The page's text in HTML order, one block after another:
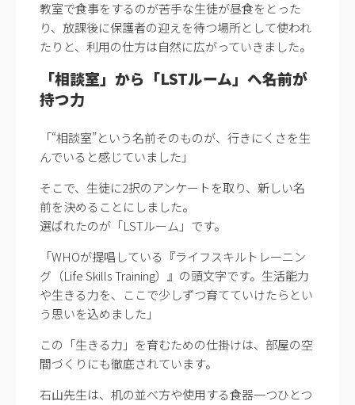
教室で食事をするのが苦手な生徒が昼食をとった
り、放課後に保護者の迎えを待つ場所として使われ
たりと、利用の仕方は自然に広がっていきました。
「相談室」から「LSTルーム」へ――名前が
持つ力
「“相談室”という名前そのものが、行きにくさを生
んでいると感じていました」
そこで、生徒に2択のアンケートを取り、新しい名
前を決めることにしました。
選ばれたのが「LSTルーム」です。
「WHOが提唱している『ライフスキルトレーニン
グ（Life Skills Training）』の頭文字です。生活能力
や生きる力を、ここで少しずつ育てていけたらとい
う思いを込めました」
この「生きる力」を育むための仕掛けは、部屋の空
間づくりにも徹底されています。
石山先生は、机の並べ方や使用する食器一つひとつ